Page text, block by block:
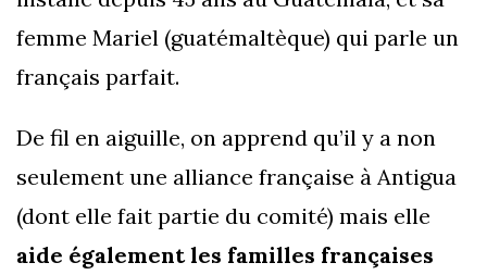
femme Mariel (guatémaltèque) qui parle un
français parfait.
De fil en aiguille, on apprend qu’il y a non
seulement une alliance française à Antigua
(dont elle fait partie du comité) mais elle
aide également les familles françaises